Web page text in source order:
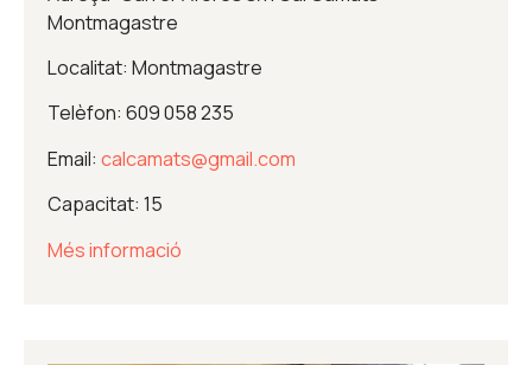
Montmagastre
Localitat: Montmagastre
Telèfon: 609 058 235
Email: calcamats@gmail.com
Capacitat: 15
Més informació